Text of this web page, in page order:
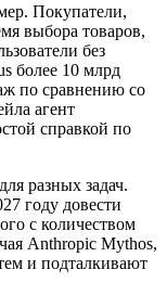
Покупатели,
выбора товаров,
без
более 10 млрд
по сравнению со
агент
справкой по
разных задач.
году довести
с количеством
Anthropic Mythos,
и подталкивают